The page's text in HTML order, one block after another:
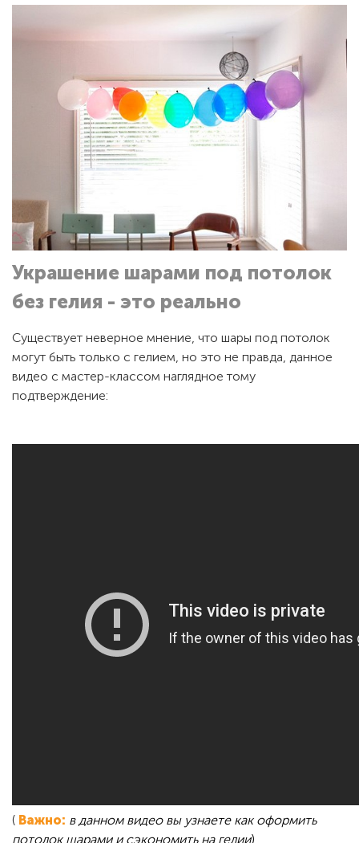
Украшение шарами под потолок
без гелия - это реально
Существует неверное мнение, что шары под потолок
могут быть только с гелием, но это не правда, данное
видео с мастер-классом наглядное тому
подтверждение:
( Важно: в данном видео вы узнаете как оформить
потолок шарами и сэкономить на гелии)